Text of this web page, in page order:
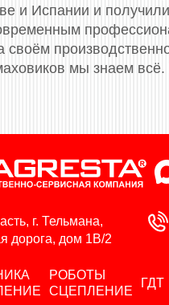
и Испании и
своём
мы знаем
г. Тельмана,
дорога, дом 1В/2
РОБОТЫ
СЦЕПЛЕНИЕ
ГДТ